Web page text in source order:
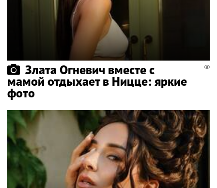
Злата Огневич вместе с
мамой отдыхает в Ницце: яркие
фото